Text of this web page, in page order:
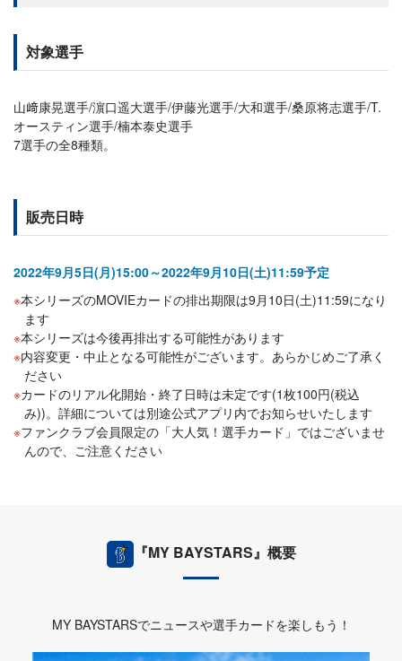
対象選手
山﨑康晃選手/濵口遥大選手/伊藤光選手/大和選手/桑原将志選手/T.
オースティン選手/楠本泰史選手
7選手の全8種類。
販売日時
2022年9月5日(月)15:00～2022年9月10日(土)11:59予定
本シリーズのMOVIEカードの排出期限は9月10日(土)11:59になり
ます
本シリーズは今後再排出する可能性があります
内容変更・中止となる可能性がございます。あらかじめご了承く
ださい
カードのリアル化開始・終了日時は未定です(1枚100円(税込
み))。詳細については別途公式アプリ内でお知らせいたします
ファンクラブ会員限定の「大人気！選手カード」ではございませ
んので、ご注意ください
『MY BAYSTARS』概要
MY BAYSTARSでニュースや選手カードを楽しもう！